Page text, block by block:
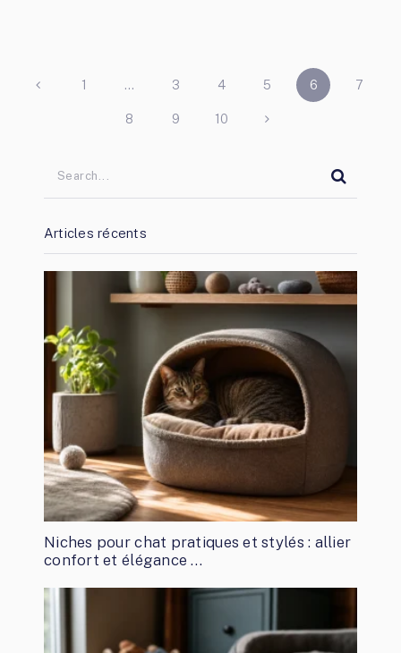
PAGINATION
1 … 3 4 5 6 7
8 9 10
Articles récents
Niches pour chat pratiques et stylés : allier
confort et élégance …